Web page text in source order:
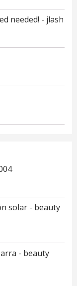
needed! - jlash
solar - beauty
- beauty